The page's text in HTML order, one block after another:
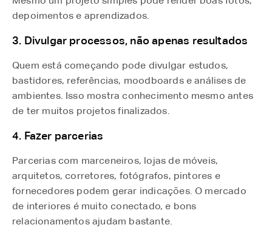
depoimentos e aprendizados.
3. Divulgar processos, não apenas resultados
Quem está começando pode divulgar estudos,
bastidores, referências, moodboards e análises de
ambientes. Isso mostra conhecimento mesmo antes
de ter muitos projetos finalizados.
4. Fazer parcerias
Parcerias com marceneiros, lojas de móveis,
arquitetos, corretores, fotógrafos, pintores e
fornecedores podem gerar indicações. O mercado
de interiores é muito conectado, e bons
relacionamentos ajudam bastante.